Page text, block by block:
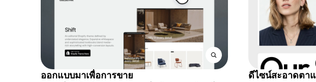
ออกแบบมาเพื่อการขาย
ดีไซน์สะอาดตา